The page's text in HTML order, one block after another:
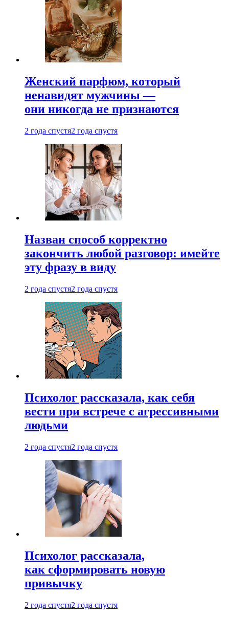
Женский парфюм, который
ненавидят мужчины —
они никогда не признаются
2 года спустя2 года спустя
Назван способ корректно
закончить любой разговор: имейте
эту фразу в виду
2 года спустя2 года спустя
Психолог рассказала, как себя
вести при встрече с агрессивными
людьми
2 года спустя2 года спустя
Психолог рассказала,
как сформировать новую
привычку
2 года спустя2 года спустя